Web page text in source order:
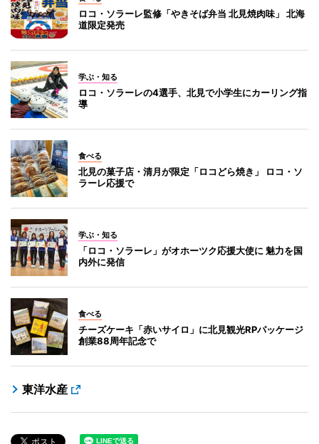
ロコ・ソラーレ監修「やきそば弁当 北見焼肉味」 北海
道限定発売
学ぶ・知る
ロコ・ソラーレの4選手、北見で小学生にカーリング指
導
食べる
北見の菓子店・清月が限定「ロコどら焼き」 ロコ・ソ
ラーレ応援で
学ぶ・知る
「ロコ・ソラーレ」がオホーツク応援大使に 魅力を国
内外に発信
食べる
チーズケーキ「赤いサイロ」に北見観光RPパッケージ
創業88周年記念で
東洋水産